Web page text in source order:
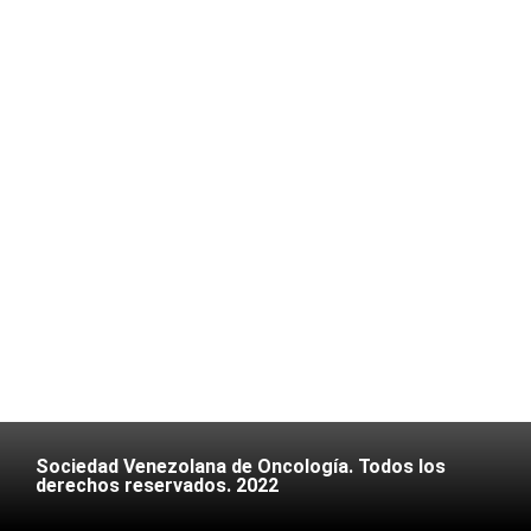
Sociedad Venezolana de Oncología. Todos los
derechos reservados. 2022